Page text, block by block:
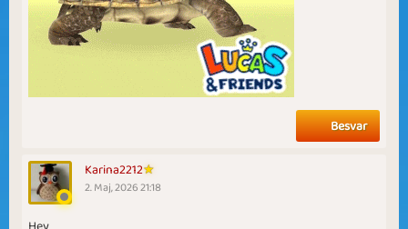
Besvar
Karina2212
2. Maj, 2026 21:18